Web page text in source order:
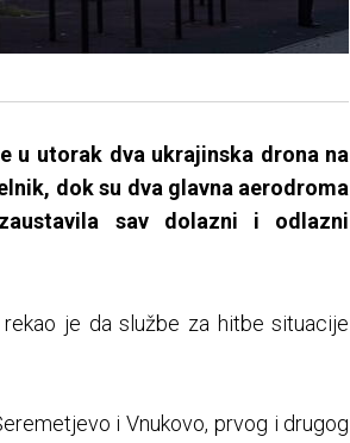
u utorak dva ukrajinska drona na
dok su dva glavna aerodroma
sav dolazni i odlazni
je da službe za hitbe situacije
i Vnukovo, prvog i drugog